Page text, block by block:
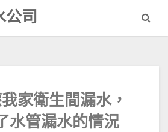
公司
家衛生間漏水，
水管漏水的情況